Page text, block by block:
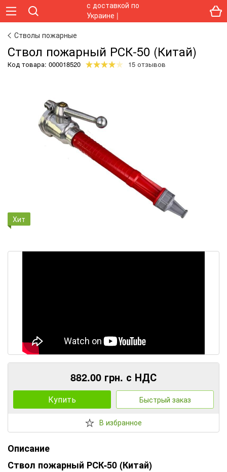
Стволы пожарные
Ствол пожарный РСК-50 (Китай)
Код товара: 000018520 15 отзывов
Хит
882.00 грн. с НДС
Купить Быстрый заказ
В избранное
Описание
Ствол пожарный РСК-50 (Китай)